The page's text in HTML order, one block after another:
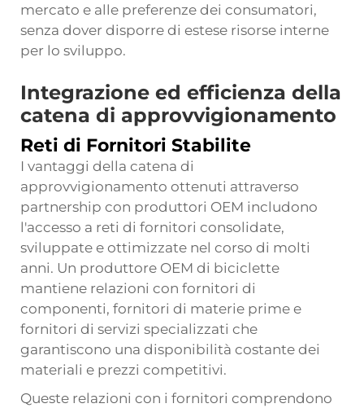
mercato e alle preferenze dei consumatori,
senza dover disporre di estese risorse interne
per lo sviluppo.
Integrazione ed efficienza della
catena di approvvigionamento
Reti di Fornitori Stabilite
I vantaggi della catena di
approvvigionamento ottenuti attraverso
partnership con produttori OEM includono
l'accesso a reti di fornitori consolidate,
sviluppate e ottimizzate nel corso di molti
anni. Un produttore OEM di biciclette
mantiene relazioni con fornitori di
componenti, fornitori di materie prime e
fornitori di servizi specializzati che
garantiscono una disponibilità costante dei
materiali e prezzi competitivi.
Queste relazioni con i fornitori comprendono